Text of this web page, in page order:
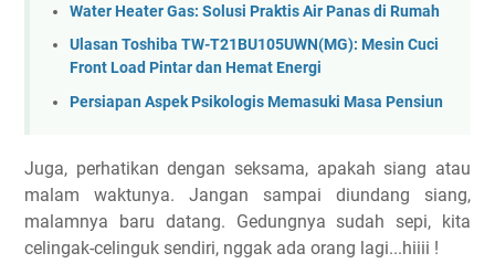
Water Heater Gas: Solusi Praktis Air Panas di Rumah
Ulasan Toshiba TW-T21BU105UWN(MG): Mesin Cuci
Front Load Pintar dan Hemat Energi
Persiapan Aspek Psikologis Memasuki Masa Pensiun
Juga, perhatikan dengan seksama, apakah siang atau
malam waktunya. Jangan sampai diundang siang,
malamnya baru datang. Gedungnya sudah sepi, kita
celingak-celinguk sendiri, nggak ada orang lagi...hiiii !